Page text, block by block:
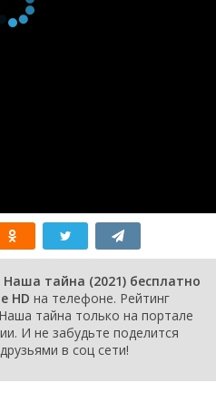
тайна (2021) бесплатно
HD на телефоне. Рейтинг
тайна только на портале
И не забудьте поделится
в соц сети!